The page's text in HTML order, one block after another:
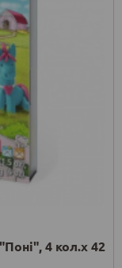
4 кол.х 42